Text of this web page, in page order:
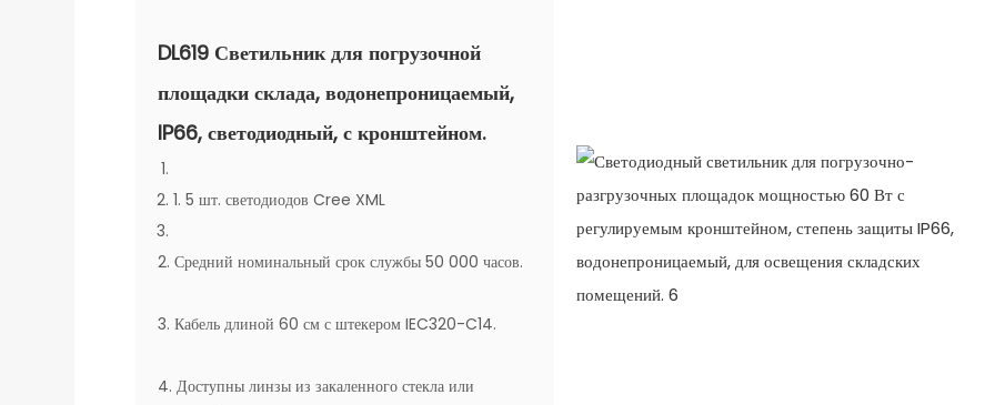
DL619 Светильник для погрузочной
площадки склада, водонепроницаемый,
IP66, светодиодный, с кронштейном.
1. 5 шт. светодиодов Cree XML
2. Средний номинальный срок службы 50 000 часов.
3. Кабель длиной 60 см с штекером IEC320-C14.
4. Доступны линзы из закаленного стекла или